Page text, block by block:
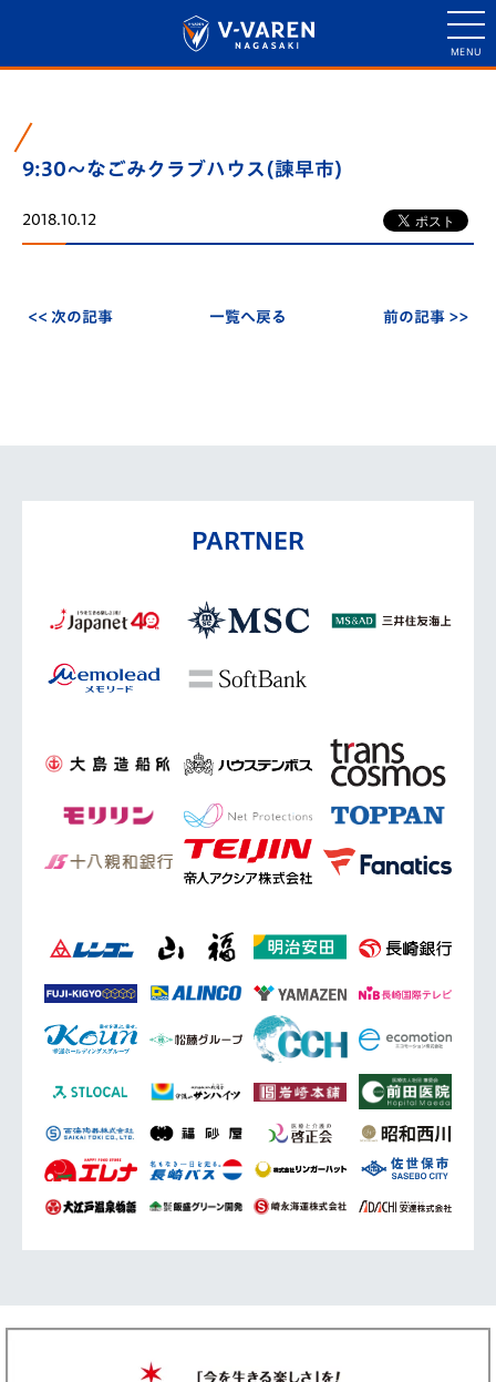
9:30～なごみクラブハウス(諫早市)
2018.10.12
<< 次の記事 一覧へ戻る 前の記事 >>
PARTNER